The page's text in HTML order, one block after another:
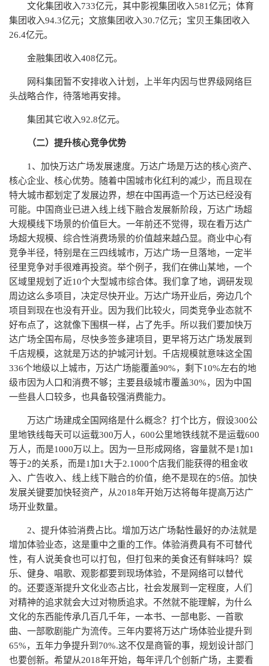
文化集团收入733亿元，其中影视集团收入581亿元；体育
集团收入94.3亿元；文旅集团收入30.7亿元；宝贝王集团收入
26.4亿元。
金融集团收入408亿元。
网科集团暂不安排收入计划，上半年内因与世界级网络巨
头战略合作，待落地再安排。
集团其它收入92.8亿元。
（二）提升核心竞争优势
1、加快万达广场发展速度。万达广场是万达的核心资产、
核心企业、核心优势。随着中国城市化红利的减少，而且现在
特大城市都划定了发展边界，想在中国再造一个万达已经没有
可能。中国商业已进入线上线下融合发展新阶段，万达广场超
大规模线下场景的价值巨大。一年前还不觉得，现在看万达广
场超大规模、综合性消费场景的价值越来越凸显。商业中心有
竞争半径，特别是在三四线城市，万达广场一旦落地，一定半
径里竞争对手很难再投资。举个例子，我们在佛山某地，一个
区域里规划了近10个大型城市综合体。我们拿了地，调研发现
周边这么多项目，决定尽快开业。万达广场开业后，旁边几个
项目到现在也没有开业。因为我们比较火，同类竞争业态就不
好布点了，这就像下围棋一样，占了先手。所以我们要加快万
达广场全国布局，尽快多签多建项目，更早将万达广场发展到
千店规模，这就是万达的护城河计划。千店规模就意味这全国
336个地级以上城市，万达广场能覆盖90%，剩下10%左右的地
级市因为人口和消费不够；主要县级城市覆盖30%，因为中国
一些县人口较多，也具备较强消费能力。
万达广场建成全国网络是什么概念？打个比方，假设300公
里地铁线每天可以运载300万人，600公里地铁线就不是运载600
万人，而是1000万以上。因为一旦形成网络，容量就不是1加1
等于2的关系，而是1加1大于2.1000个店我们能获得的租金收
入、广告收入、线上线下融合的价值，绝不是现在的5倍。加快
发展关键要加快轻资产，从2018年开始万达将每年提高万达广
场开业数量。
2、提升体验消费占比。增加万达广场黏性最好的办法就是
增加体验业态，这是重中之重的工作。体验消费具有不可替代
性，有人说美食也可以打包，但打包来的美食还有鲜味吗？娱
乐、健身、唱歌、观影都要到现场体验，不是网络可以替代
的。还要逐渐提升文化业态占比，社会发展到一定程度，人们
对精神的追求就会大过对物质追求。不然就不能理解，为什么
文化的东西能传承几百几千年，一本书、一部电影、一首歌
曲、一部歌剧能广为流传。三年内要将万达广场体验业提升到
65%，五年力争提升到70%.这不仅是商管的事，规划设计部门
也要创新。希望从2018年开始，每年评几个创新广场，主要看